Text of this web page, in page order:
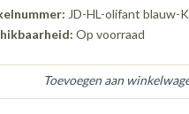
JD-HL-olifant blauw-K
Op voorraad